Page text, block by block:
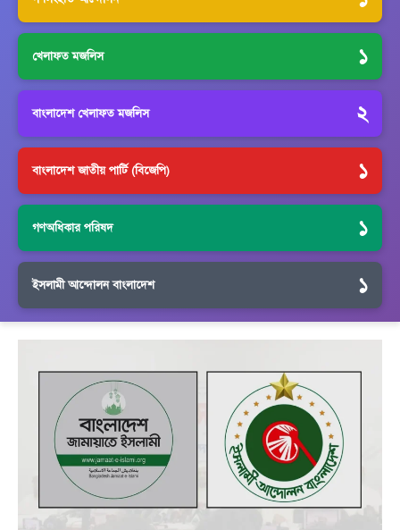
খেলাফত মজলিস ১
বাংলাদেশ খেলাফত মজলিস ২
বাংলাদেশ জাতীয় পার্টি (বিজেপি) ১
গণঅধিকার পরিষদ ১
ইসলামী আন্দোলন বাংলাদেশ ১